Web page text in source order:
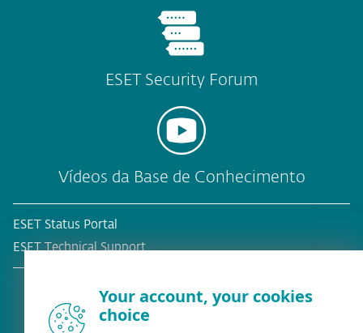
ESET Security Forum
Vídeos da Base de Conhecimento
ESET Status Portal
ESET Technical Support
Your account, your cookies
choice